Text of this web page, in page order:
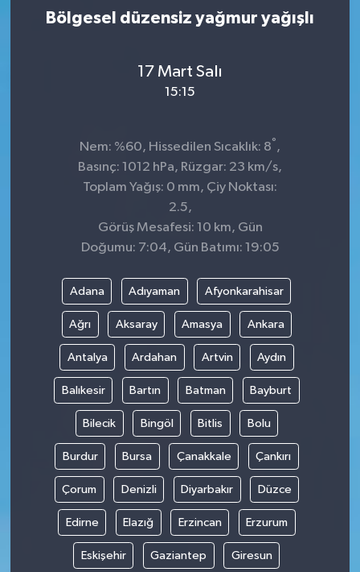
Bölgesel düzensiz yağmur yağışlı
17 Mart Salı
15:15
Nem: %60, Hissedilen Sıcaklık: 8° ,
Basınç: 1012 hPa, Rüzgar: 23 km/s,
Toplam Yağış: 0 mm, Çiy Noktası:
2.5,
Görüş Mesafesi: 10 km, Gün
Doğumu: 7:04, Gün Batımı: 19:05
Adana Adıyaman Afyonkarahisar
Ağrı Aksaray Amasya Ankara
Antalya Ardahan Artvin Aydın
Balıkesir Bartın Batman Bayburt
Bilecik Bingöl Bitlis Bolu
Burdur Bursa Çanakkale Çankırı
Çorum Denizli Diyarbakır Düzce
Edirne Elazığ Erzincan Erzurum
Eskişehir Gaziantep Giresun